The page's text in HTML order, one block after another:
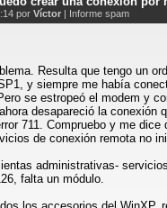
por Víctor | Informe spam
Resulta que tengo un
y siempre me había
se estropeó el modem y
desapareció la conexión
711. Compruebo y me dice
de conexión remota no
administrativas-
falta un módulo.